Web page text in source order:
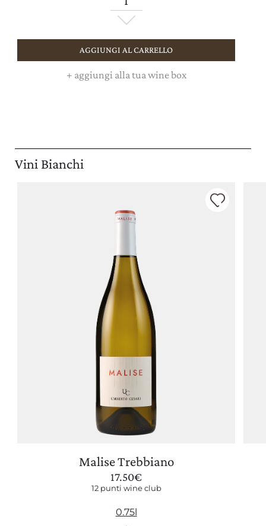
AGGIUNGI AL CARRELLO
+ aggiungi alla tua wine box
Vini Bianchi
Malise Trebbiano
17.50€
12 punti wine club
0.75l